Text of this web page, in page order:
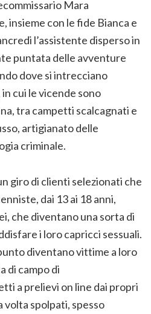
Mara
insieme con le fide Bianca e
l’assistente disperso in
puntata delle avventure
dove si intrecciano
cui le vicende sono
tra campetti scalcagnati e
artigianato delle
criminale.
giro di clienti selezionati che
dai 13 ai 18 anni,
che diventano una sorta di
i loro capricci sessuali.
diventano vittime a loro
di campo di
a prelievi on line dai propri
spolpati, spesso